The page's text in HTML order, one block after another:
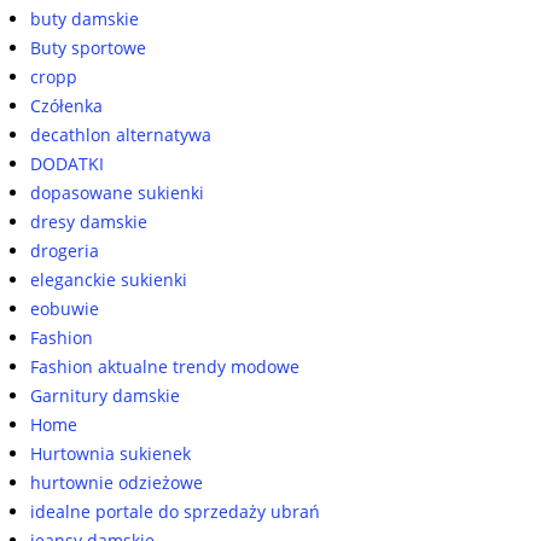
buty damskie
Buty sportowe
cropp
Czółenka
decathlon alternatywa
DODATKI
dopasowane sukienki
dresy damskie
drogeria
eleganckie sukienki
eobuwie
Fashion
Fashion aktualne trendy modowe
Garnitury damskie
Home
Hurtownia sukienek
hurtownie odzieżowe
idealne portale do sprzedaży ubrań